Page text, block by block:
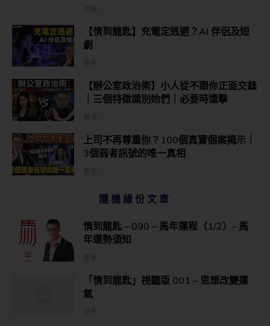
【情到龍匙】充電定逃避？AI 伴侶及短
劇
【辦公室政治術】小人從不跟你正面交鋒
｜三個特徵識別她們｜必要時還擊
上司不再尊重你？100個真實個案揭示｜
3個弱者訊號的唯一真相
隨機緣份文章
情到龍匙 – 090 – 馬年運程（1/2）- 馬
年運勢須知
「情到龍匙」視聽版 001 – 思想改變運
氣